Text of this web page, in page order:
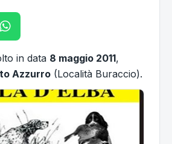
in data 8 maggio 2011,
Azzurro (Località Buraccio).